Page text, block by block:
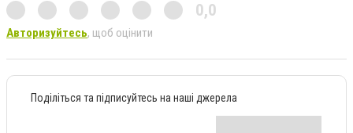
0,0
Авторизуйтесь, щоб оцінити
Поділіться та підписуйтесь на наші джерела